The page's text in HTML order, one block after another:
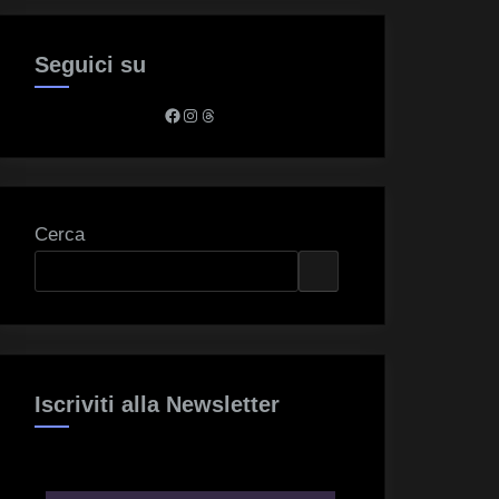
Seguici su
Facebook
Instagram
Threads
Cerca
Iscriviti alla Newsletter